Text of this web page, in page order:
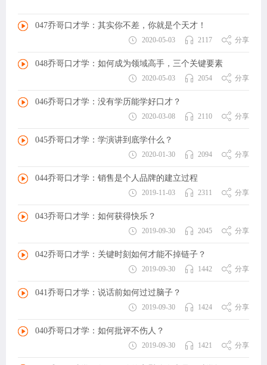
047乔哥口才学：其实你不差，你就是个天才！
2020-05-03 2117 分享
048乔哥口才学：如何成为领域高手，三个关键要素
2020-05-03 2054 分享
046乔哥口才学：没有学历能学好口才？
2020-03-08 2110 分享
045乔哥口才学：学演讲到底学什么？
2020-01-30 2094 分享
044乔哥口才学：销售是个人品牌的建立过程
2019-11-03 2311 分享
043乔哥口才学：如何获得快乐？
2019-09-30 2045 分享
042乔哥口才学：关键时刻如何才能不掉链子？
2019-09-30 1442 分享
041乔哥口才学：说话前如何过过脑子？
2019-09-30 1424 分享
040乔哥口才学：如何批评不伤人？
2019-09-30 1421 分享